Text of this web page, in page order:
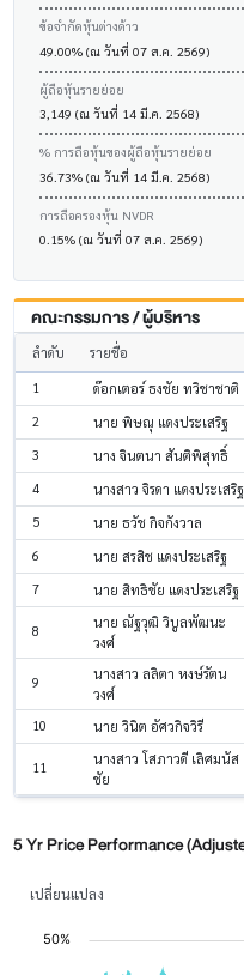
ข้อจำกัดหุ้นต่างด้าว
49.00% (ณ วันที่ 07 ส.ค. 2569)
ผู้ถือหุ้นรายย่อย
3,149 (ณ วันที่ 14 มี.ค. 2568)
% การถือหุ้นของผู้ถือหุ้นรายย่อย
36.73% (ณ วันที่ 14 มี.ค. 2568)
การถือครองหุ้น NVDR
0.15% (ณ วันที่ 07 ส.ค. 2569)
คณะกรรมการ / ผู้บริหาร
ลำดับ รายชื่อ
1
ด๊อกเตอร์ ธงชัย ทวิชาชาติ
2
นาย พิษณุ แดงประเสริฐ
3
นาง จินตนา สันติพิสุทธิ์
4
นางสาว จิรดา แดงประเสริฐ
5
นาย ธวัช กิจกังวาล
6
นาย สรสิช แดงประเสริฐ
7
นาย สิทธิชัย แดงประเสริฐ
8
นาย ณัฐวุฒิ วิบูลพัฒนะ
วงศ์
9
นางสาว ลลิตา หงษ์รัตน
วงศ์
10 นาย วินิต อัศวกิจวิรี
11
นางสาว โสภาวดี เลิศมนัส
ชัย
5 Yr Price Performance
เปลี่ยนแปลง